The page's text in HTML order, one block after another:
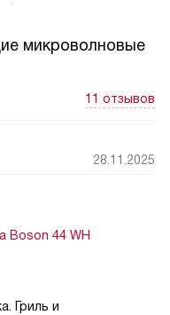
микроволновые
11 отзывов
28.11.2025
Boson 44 WH
Гриль и